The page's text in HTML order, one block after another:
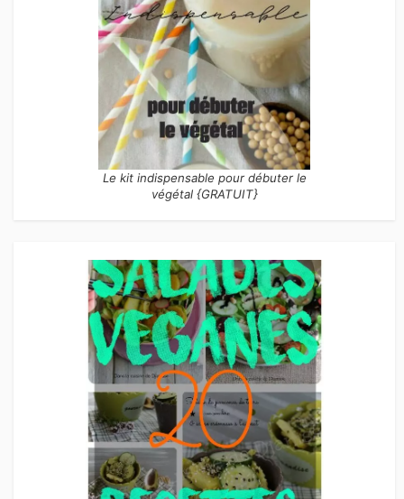
Le kit indispensable pour débuter le
végétal {GRATUIT}